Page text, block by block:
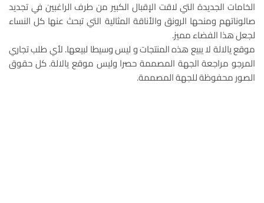
الخامات الجديدة التي لاقت الإقبال الكبير من طرف الراغبين في تجديد
صالوناتهم ومنحها الرونق والأناقة المثالية التي تبحث عنها كل النساء
لجعل هذا الفضاء مميز.
موقع يالالة لا يبيع هذه المنتجات و ليس وسيطا لبيعها. لأي طلب تجاري
المرجو مراجعة الجهة المصممة حصرا وليس موقع يالالة. كل حقوق
الصور محفوظة للجهة المصممة.